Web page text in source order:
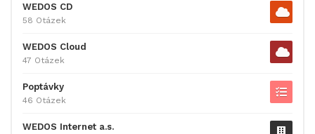
WEDOS CD
58 Otázek
WEDOS Cloud
47 Otázek
Poptávky
46 Otázek
WEDOS Internet a.s.